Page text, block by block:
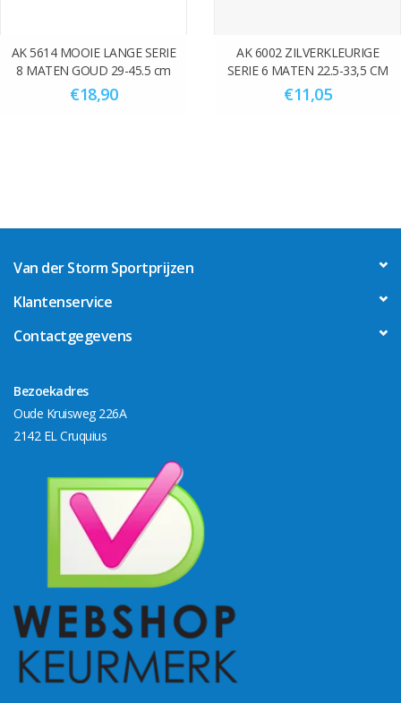
AK 5614 MOOIE LANGE SERIE
8 MATEN GOUD 29-45.5 cm
€18,90
AK 6002 ZILVERKLEURIGE
SERIE 6 MATEN 22.5-33,5 CM
€11,05
Van der Storm Sportprijzen
Klantenservice
Contactgegevens
Bezoekadres
Oude Kruisweg 226A
2142 EL Cruquius